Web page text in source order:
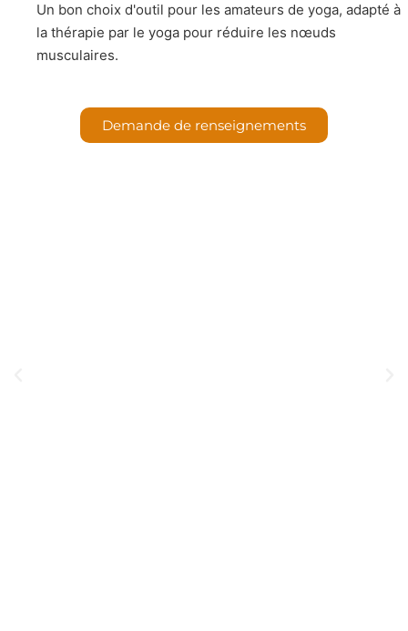
Un bon choix d'outil pour les amateurs de yoga, adapté à
la thérapie par le yoga pour réduire les nœuds
musculaires.
Demande de renseignements